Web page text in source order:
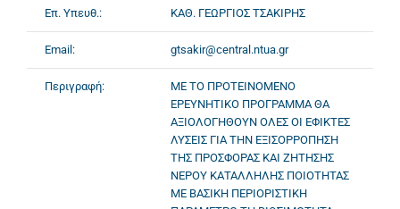
Επ. Υπευθ.: ΚΑΘ. ΓΕΩΡΓΙΟΣ ΤΣΑΚΙΡΗΣ
Email: gtsakir@central.ntua.gr
Περιγραφή:
ΜΕ ΤΟ ΠΡΟΤΕΙΝΟΜΕΝΟ
ΕΡΕΥΝΗΤΙΚΟ ΠΡΟΓΡΑΜΜΑ ΘΑ
ΑΞΙΟΛΟΓΗΘΟΥΝ ΟΛΕΣ ΟΙ ΕΦΙΚΤΕΣ
ΛΥΣΕΙΣ ΓΙΑ ΤΗΝ ΕΞΙΣΟΡΡΟΠΗΣΗ
ΤΗΣ ΠΡΟΣΦΟΡΑΣ ΚΑΙ ΖΗΤΗΣΗΣ
ΝΕΡΟΥ ΚΑΤΑΛΛΗΛΗΣ ΠΟΙΟΤΗΤΑΣ
ΜΕ ΒΑΣΙΚΗ ΠΕΡΙΟΡΙΣΤΙΚΗ